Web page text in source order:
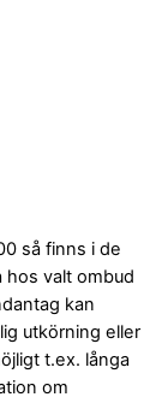
så finns i de
hos valt ombud
kan
utkörning eller
t.ex. långa
om